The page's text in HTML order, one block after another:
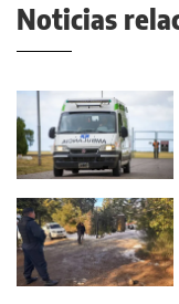
Noticias